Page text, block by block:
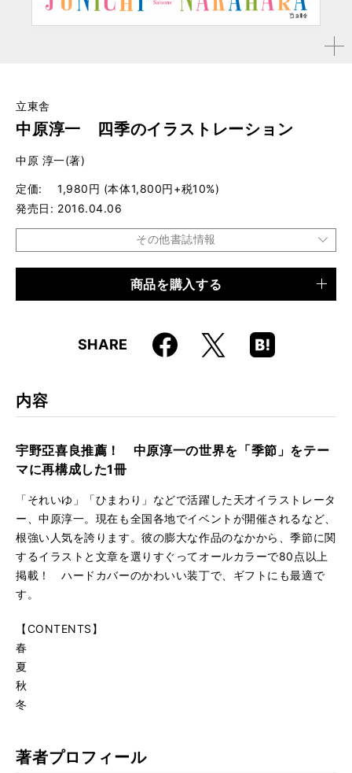
拡大す
立東舎
中原淳一 四季のイラストレーション
中原 淳一(著)
定価
1,980円 (本体1,800円+税10%)
発売日
2016.04.06
その他書誌情報
商品を購入する
SHARE Faceboo
k
X
Hatena
Boo
内容
宇野亞喜良推薦！ 中原淳一の世界を「季節」をテー
マに再構成した1冊
「それいゆ」「ひまわり」などで活躍した天才イラストレータ
ー、中原淳一。現在も全国各地でイベントが開催されるなど、
根強い人気を誇ります。彼の膨大な作品のなかから、季節に関
するイラストと文章を選りすぐってオールカラーで80点以上
掲載！ ハードカバーのかわいい装丁で、ギフトにも最適で
す。
【CONTENTS】
春
夏
秋
冬
著者プロフィール